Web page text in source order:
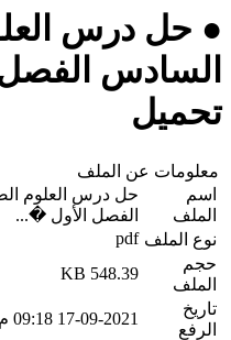
● حل درس
السادس
تحميل
معلومات عن الملف
اسم
الملف
حل درس العلوم
الفصل الأول �...
نوع الملف pdf
حجم
الملف
548.39 KB
تاريخ
الرفع
17-09-2021 09:18 م